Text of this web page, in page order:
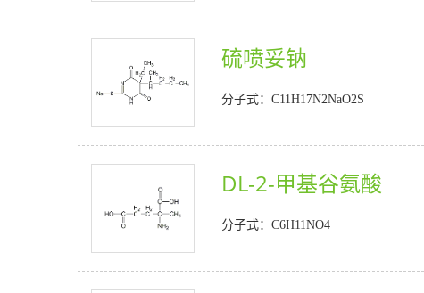
硫喷妥钠
分子式：C11H17N2NaO2S
DL-2-甲基谷氨酸
分子式：C6H11NO4